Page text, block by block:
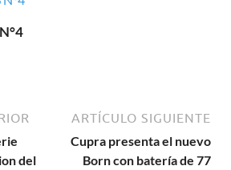
del
ARTÍCULO SIGUIENTE
Cupra presenta el nuevo
Born con batería de 77